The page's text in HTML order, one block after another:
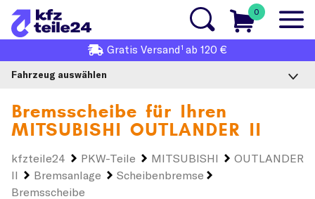
0
Gratis Versand1 ab 120 €
Fahrzeug auswählen
Bremsscheibe für Ihren
MITSUBISHI OUTLANDER II
kfzteile24 PKW-Teile MITSUBISHI
OUTLANDER
II
Bremsanlage
Scheibenbremse
Bremsscheibe